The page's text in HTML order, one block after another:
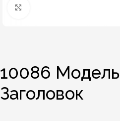
10086
Заголовок